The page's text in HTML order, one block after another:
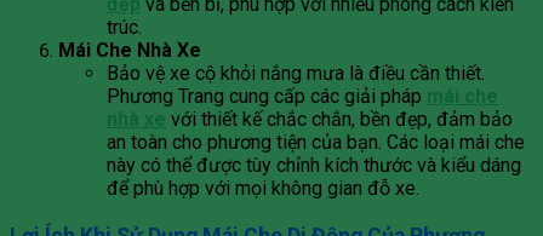
trúc.
Mái Che Nhà Xe
Bảo vệ xe cộ khỏi nắng mưa là điều cần thiết.
Phương Trang cung cấp các giải pháp mái che
nhà xe với thiết kế chắc chắn, bền đẹp, đảm bảo
an toàn cho phương tiện của bạn. Các loại mái che
này có thể được tùy chỉnh kích thước và kiểu dáng
để phù hợp với mọi không gian đỗ xe.